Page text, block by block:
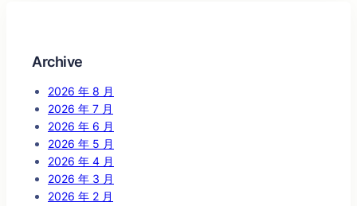
Archive
2026 年 8 月
2026 年 7 月
2026 年 6 月
2026 年 5 月
2026 年 4 月
2026 年 3 月
2026 年 2 月